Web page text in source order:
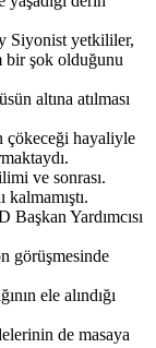
Siyonist yetkililer,
bir şok olduğunu
altına atılması
çökeceği hayaliyle
ve sonrası.
kalmamıştı.
Yardımcısı
görüşmesinde
ele alındığı
de masaya